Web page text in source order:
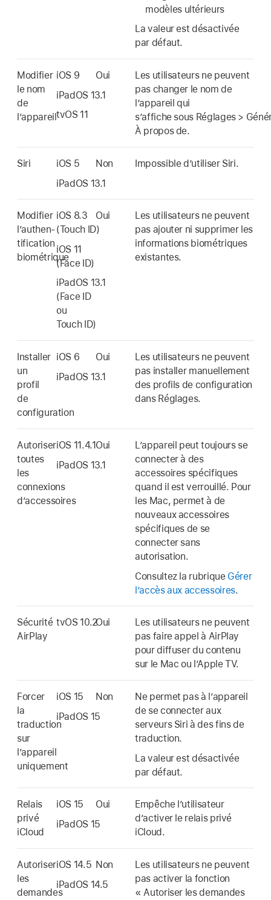
modèles ultérieurs
La valeur est désactivée
par défaut.
Modifier
le nom
de
l’appareil
iOS 9
iPadOS 13.1
tvOS 11
Oui
Les utilisateurs ne peuvent
pas changer le nom de
l’appareil qui
s’affiche sous Réglages >
À propos de.
Siri
iOS 5
iPadOS 13.1
Non Impossible d’utiliser Siri.
Modifier
l’authen-
tification
biométrique
iOS 8.3
(Touch ID)
iOS 11
(Face ID)
iPadOS 13.1
(Face ID
ou
Touch ID)
Oui
Les utilisateurs ne peuvent
pas ajouter ni supprimer les
informations biométriques
existantes.
Installer
un
profil
de
configuration
iOS 6
iPadOS 13.1
Oui
Les utilisateurs ne peuvent
pas installer manuellement
des profils de configuration
dans Réglages.
Autoriser
toutes
les
connexions
dʼaccessoires
iOS 11.4.1
iPadOS 13.1
Oui
Lʼappareil peut toujours se
connecter à des
accessoires spécifiques
quand il est verrouillé. Pour
les Mac, permet à de
nouveaux accessoires
spécifiques de se
connecter sans
autorisation.
Consultez la rubrique Gérer
lʼaccès aux accessoires.
Sécurité
AirPlay
tvOS 10.2Oui
Les utilisateurs ne peuvent
pas faire appel à AirPlay
pour diffuser du contenu
sur le Mac ou l’Apple TV.
Forcer
la
traduction
sur
lʼappareil
uniquement
iOS 15
iPadOS 15
Non
Ne permet pas à lʼappareil
de se connecter aux
serveurs Siri à des fins de
traduction.
La valeur est désactivée
par défaut.
Relais
privé
iCloud
iOS 15
iPadOS 15
Oui
Empêche lʼutilisateur
dʼactiver le relais privé
iCloud.
Autoriser
les
demandes
iOS 14.5
iPadOS 14.5
Non
Les utilisateurs ne peuvent
pas activer la fonction
« Autoriser les demandes